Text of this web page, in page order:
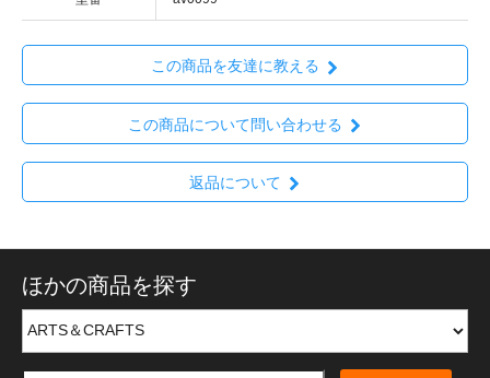
この商品を友達に教える
この商品について問い合わせる
返品について
ほかの商品を探す